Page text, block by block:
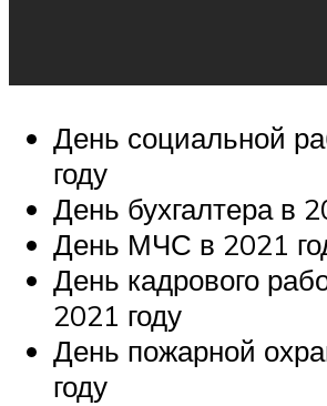
День социальной
году
День бухгалтера в
День МЧС в 2021
День кадрового
2021 году
День пожарной
году